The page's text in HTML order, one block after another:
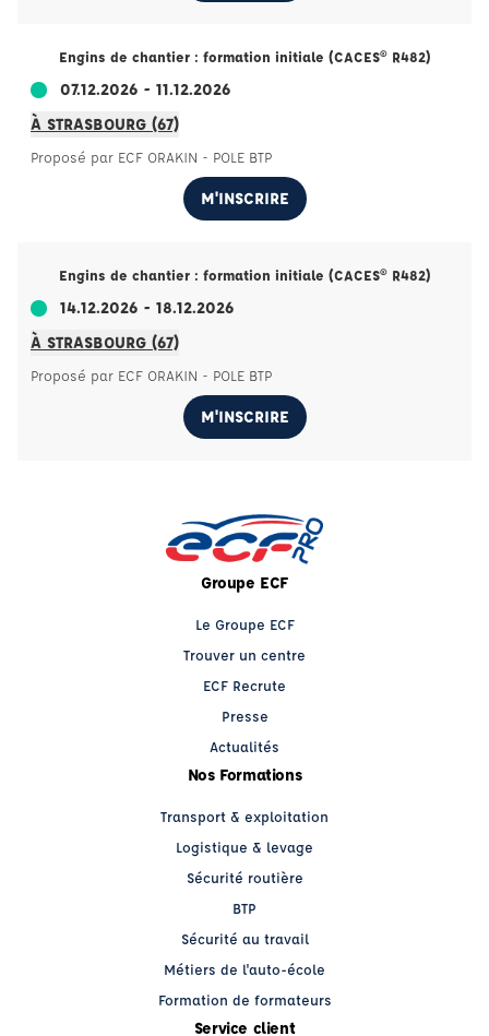
Engins de chantier : formation initiale (CACES® R482)
07.12.2026 - 11.12.2026
À STRASBOURG (67)
Proposé par ECF ORAKIN - POLE BTP
M'INSCRIRE
Engins de chantier : formation initiale (CACES® R482)
14.12.2026 - 18.12.2026
À STRASBOURG (67)
Proposé par ECF ORAKIN - POLE BTP
M'INSCRIRE
Groupe ECF
Le Groupe ECF
Trouver un centre
ECF Recrute
Presse
Actualités
Nos Formations
Transport & exploitation
Logistique & levage
Sécurité routière
BTP
Sécurité au travail
Métiers de l'auto-école
Formation de formateurs
Service client